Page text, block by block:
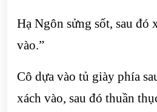
Hạ Ngôn sửng sốt, sau
vào.”
Cô dựa vào tủ giày phía
xách vào, sau đó thuần